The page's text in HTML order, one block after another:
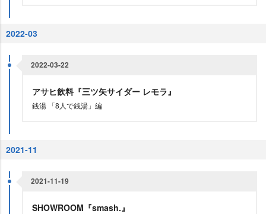
2022-03
2022-03-22
アサヒ飲料『三ツ矢サイダー レモラ』
銭湯 「8人で銭湯」編
2021-11
2021-11-19
SHOWROOM『smash.』